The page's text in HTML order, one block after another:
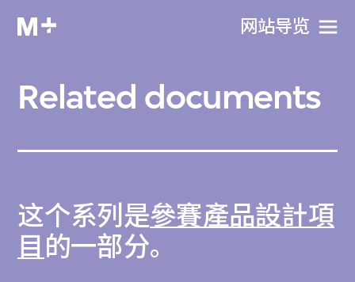
网站导览
Related documents
这个系列是參賽產品設計項
目 的一部分。